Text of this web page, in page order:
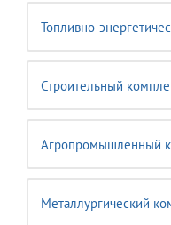
Топливно-
Строительный
Агропромышленный
Металлургический